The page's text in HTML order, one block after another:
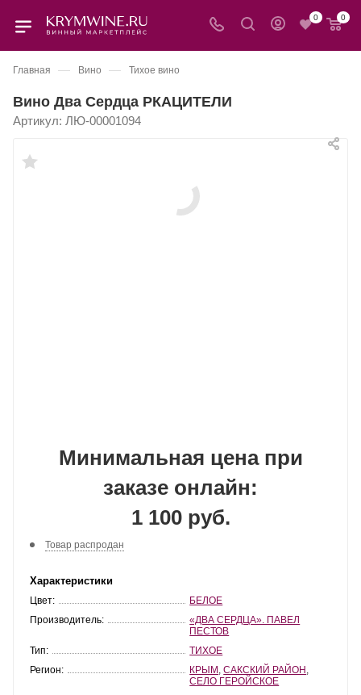
0 0
Главная — Вино — Тихое вино
Вино Два Сердца РКАЦИТЕЛИ
Артикул: ЛЮ-00001094
Минимальная цена при
заказе онлайн:
1 100 руб.
Товар распродан
Характеристики
Цвет:
БЕЛОЕ
Производитель:
«ДВА СЕРДЦА». ПАВЕЛ
ПЕСТОВ
Тип:
ТИХОЕ
Регион:
КРЫМ ,САКСКИЙ РАЙОН
СЕЛО ГЕРОЙСКОЕ